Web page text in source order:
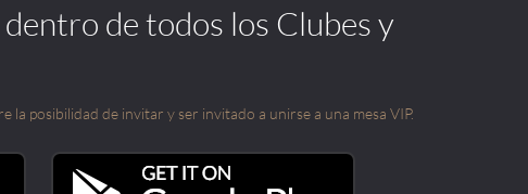
de todos los Clubes y
la posibilidad de invitar y ser invitado a unirse a una mesa VIP.